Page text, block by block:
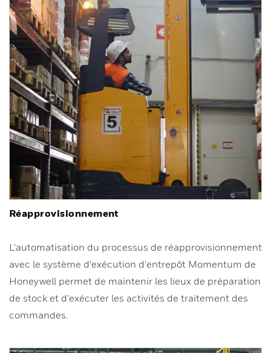
Réapprovisionnement
L'automatisation du processus de réapprovisionnement
avec le système d'exécution d'entrepôt Momentum de
Honeywell permet de maintenir les lieux de préparation
de stock et d'exécuter les activités de traitement des
commandes.